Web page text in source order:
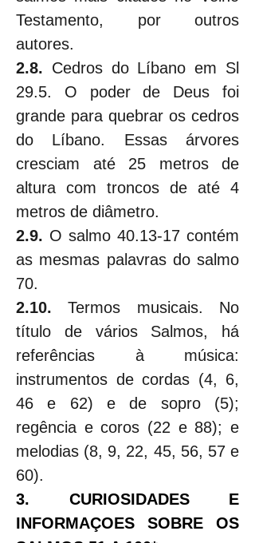
Testamento, por outros
autores.
2.8. Cedros do Líbano em Sl
29.5. O poder de Deus foi
grande para quebrar os cedros
do Líbano. Essas árvores
cresciam até 25 metros de
altura com troncos de até 4
metros de diâmetro.
2.9. O salmo 40.13-17 contém
as mesmas palavras do salmo
70.
2.10. Termos musicais. No
título de vários Salmos, há
referências à música:
instrumentos de cordas (4, 6,
46 e 62) e de sopro (5);
regência e coros (22 e 88); e
melodias (8, 9, 22, 45, 56, 57 e
60).
3. CURIOSIDADES E
INFORMAÇOES SOBRE OS